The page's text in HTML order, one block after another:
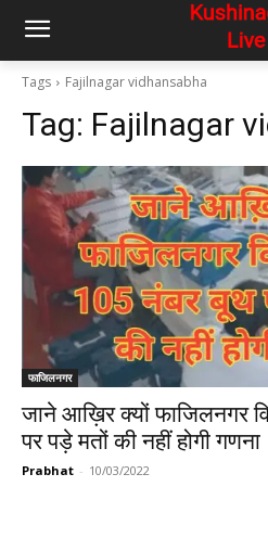
Tags Fajilnagar vidhansabha
Tag: Fajilnagar
फाजिलनगर
जाने आख़िर क्यों फाजिलनगर
पर पड़े मतों की नहीं होगी गणना
Prabhat - 10/03/2022